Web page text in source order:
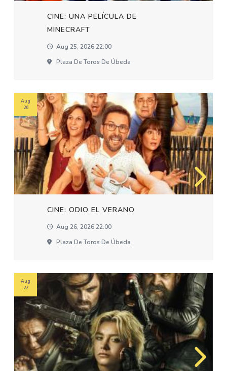
CINE: UNA PELÍCULA DE
MINECRAFT
Aug 25, 2026 22:00
Plaza De Toros De Úbeda
CINE: ODIO EL VERANO
Aug 26, 2026 22:00
Plaza De Toros De Úbeda
Aug
26
Aug
27